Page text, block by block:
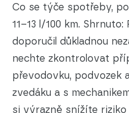
Co se týče spotřeby,
11–13 l/100 km.
doporučil důkladnou
nechte zkontrolovat
převodovku, podvozek
zvedáku a s
si výrazně snížíte